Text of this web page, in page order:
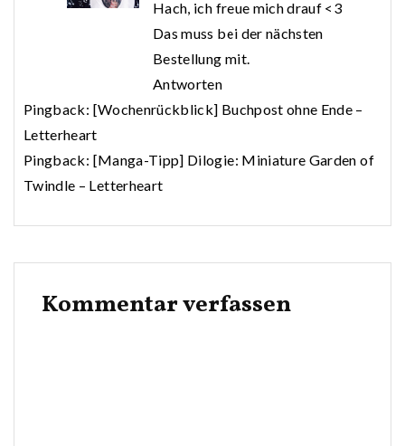
Hach, ich freue mich drauf <3
Das muss bei der nächsten
Bestellung mit.
Antworten
Pingback: [Wochenrückblick] Buchpost ohne Ende –
Letterheart
Pingback: [Manga-Tipp] Dilogie: Miniature Garden of
Twindle – Letterheart
Kommentar verfassen